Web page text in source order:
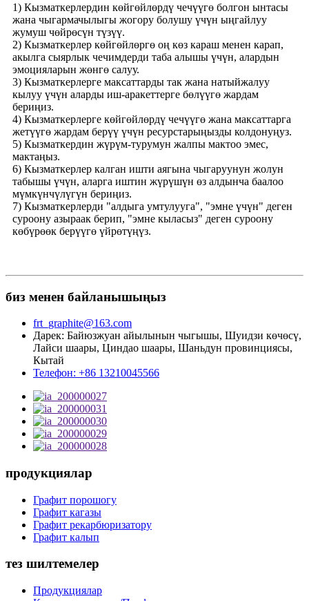
1) Кызматкерлердин көйгөйлөрдү чечүүгө болгон ынтасы
жана чыгармачылыгы жогору болушу үчүн ыңгайлуу
жумуш чөйрөсүн түзүү.
2) Кызматкерлер көйгөйлөргө оң көз караш менен карап,
акылга сыярлык чечимдерди таба алышы үчүн, алардын
эмоцияларын жөнгө салуу.
3) Кызматкерлерге максаттарды так жана натыйжалуу
кылуу үчүн аларды иш-аракеттерге бөлүүгө жардам
бериңиз.
4) Кызматкерлерге көйгөйлөрдү чечүүгө жана максаттарга
жетүүгө жардам берүү үчүн ресурстарыңызды колдонуңуз.
5) Кызматкердин жүрүм-турумун жалпы мактоо эмес,
мактаңыз.
6) Кызматкерлер калган ишти аягына чыгаруунун жолун
табышы үчүн, аларга иштин жүрүшүн өз алдынча баалоо
мүмкүнчүлүгүн бериңиз.
7) Кызматкерлерди "алдыга умтулууга", "эмне үчүн" деген
суроону азыраак берип, "эмне кыласыз" деген суроону
көбүрөөк берүүгө үйрөтүңүз.
биз менен байланышыңыз
frt_graphite@163.com
Дарек: Байюзжуан айылынын чыгышы, Шуидзи көчөсү,
Лайси шаары, Циндао шаары, Шаньдун провинциясы,
Кытай
Телефон: +86 13210045566
продукциялар
Графит порошогу
Графит кагазы
Графит рекарбюризатору
Графит калып
тез шилтемелер
Продукциялар